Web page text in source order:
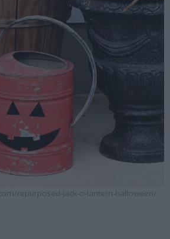
repurposed-jack-o-lantern-halloween/